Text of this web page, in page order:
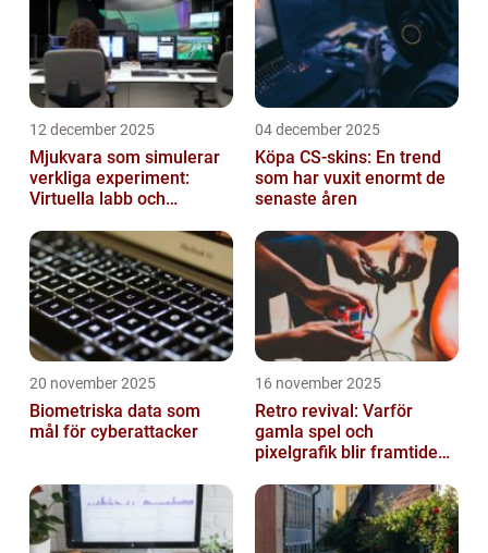
12 december 2025
Mjukvara som simulerar
verkliga experiment:
Virtuella labb och
04 december 2025
Köpa CS-skins: En trend
som har vuxit enormt de
senaste åren
20 november 2025
Biometriska data som
mål för cyberattacker
16 november 2025
Retro revival: Varför
gamla spel och
pixelgrafik blir framtidens